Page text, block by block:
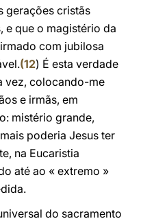
gerações cristãs
e que o magistério da
com jubilosa
(12) É esta verdade
vez, colocando-me
e irmãs, em
mistério grande,
poderia Jesus ter
na Eucaristia
até ao « extremo »
do sacramento